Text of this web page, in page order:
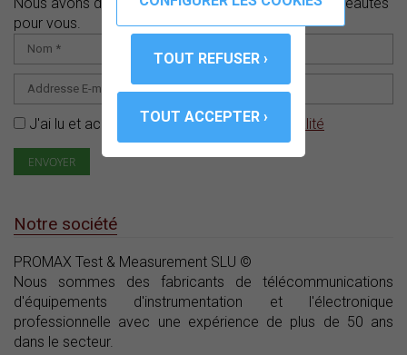
pour vous.
J'ai lu et accepté laPolitique de confidentialité
Notre société
PROMAX Test & Measurement SLU ©
Nous sommes des fabricants de télécommunications
d'équipements d'instrumentation et l'électronique
professionnelle avec une expérience de plus de 50 ans
dans le secteur.